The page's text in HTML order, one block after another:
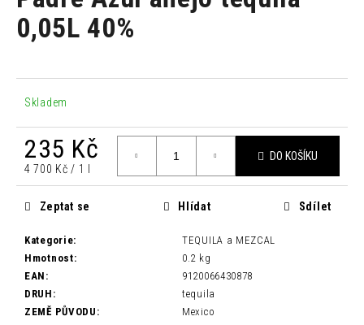
0,0
z0,05L 40%
Skladem
235 Kč
Měrná
cena:
4 700 Kč / 1 l
DO KOŠÍKU
Kategorie:
TEQUILA a MEZCAL
Hmotnost:
0.2 kg
EAN :
9120066430878
DRUH :
tequila
ZEMĚ PŮVODU : Mexico
Zeptat se Hlídat Sdílet
a
j
t
?
HLEDAT
D
o
p
o